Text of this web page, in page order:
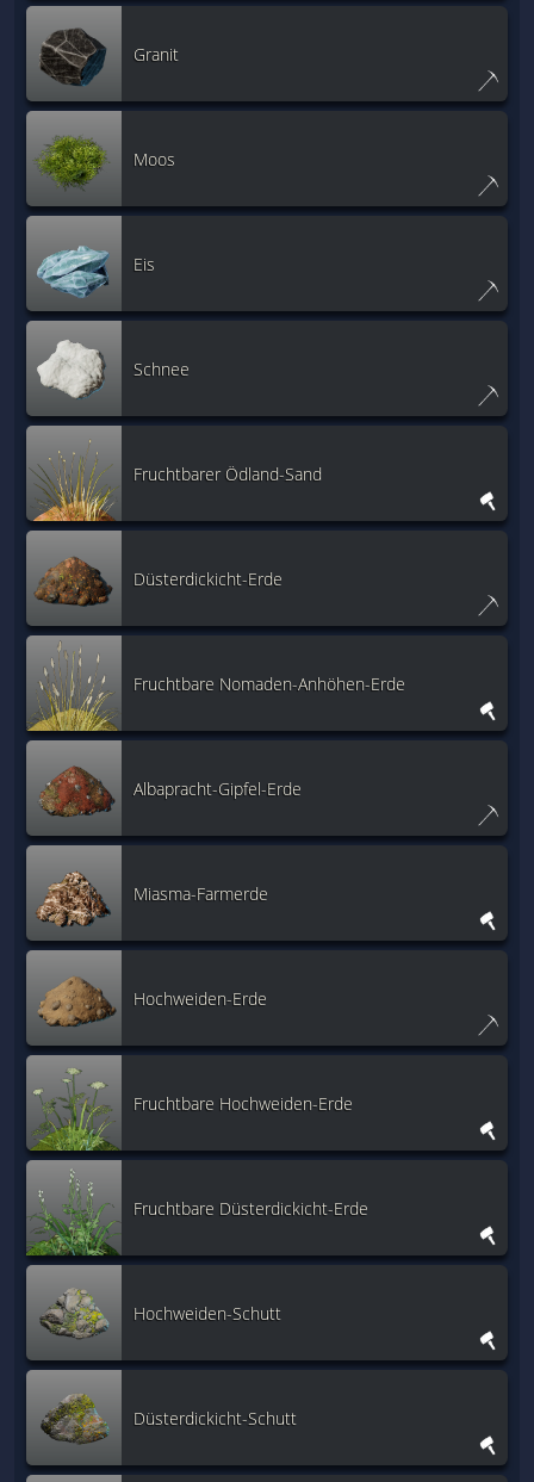
Granit
Moos
Eis
Schnee
Fruchtbarer Ödland-Sand
Düsterdickicht-Erde
Fruchtbare Nomaden-Anhöhen-Erde
Albapracht-Gipfel-Erde
Miasma-Farmerde
Hochweiden-Erde
Fruchtbare Hochweiden-Erde
Fruchtbare Düsterdickicht-Erde
Hochweiden-Schutt
Düsterdickicht-Schutt